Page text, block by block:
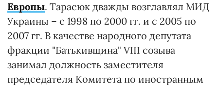
Европы. Тарасюк дважды возглавлял МИД
Украины – с 1998 по 2000 гг. и с 2005 по
2007 гг. В качестве народного депутата
фракции "Батькивщина" VIII созыва
занимал должность заместителя
председателя Комитета по иностранным